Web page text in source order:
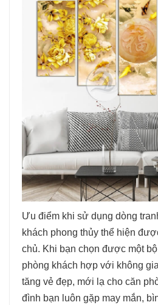
Ưu điểm khi sử dụng dòng
khách phong thủy thể hiện
chủ. Khi bạn chọn được một
phòng khách hợp với không
tăng vẻ đẹp, mới lạ cho căn
đình bạn luôn gặp may mắn,